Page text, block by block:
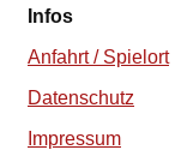
Infos
Anfahrt / Spielort
Datenschutz
Impressum